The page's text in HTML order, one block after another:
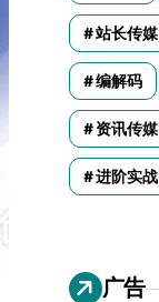
站长传媒
编解码
资讯传媒
进阶实战
广告